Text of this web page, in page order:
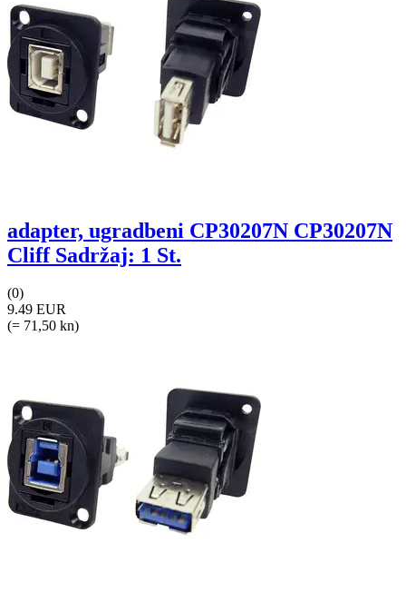
adapter, ugradbeni CP30207N CP30207N
Cliff Sadržaj: 1 St.
(0)
9.49 EUR
(= 71,50 kn)